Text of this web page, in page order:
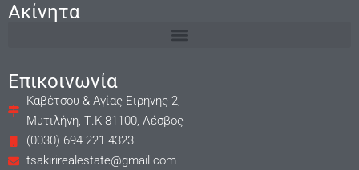
Ακίνητα
Επικοινωνία
Καβέτσου & Αγίας Ειρήνης 2,
Μυτιλήνη, Τ.Κ 81100, Λέσβος
(0030) 694 221 4323
tsakirirealestate@gmail.com